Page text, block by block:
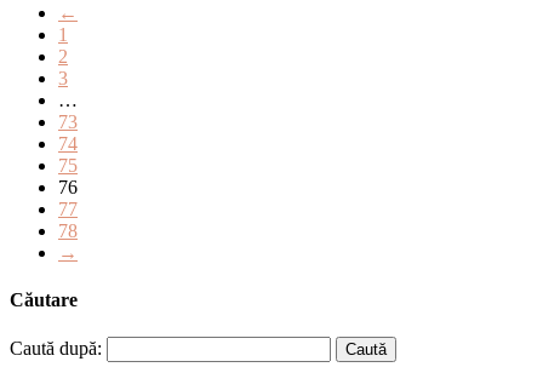
←
1
2
3
…
73
74
75
76
77
78
→
Căutare
Caută după: